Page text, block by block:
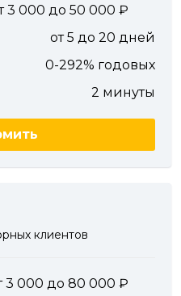
3 000 до 50 000
от 5 до 20 дней
0-292% годовых
2 минуты
клиентов
3 000 до 80 000